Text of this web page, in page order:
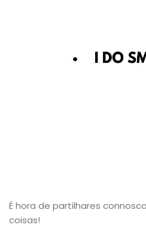
É hora de partilhares
coisas!